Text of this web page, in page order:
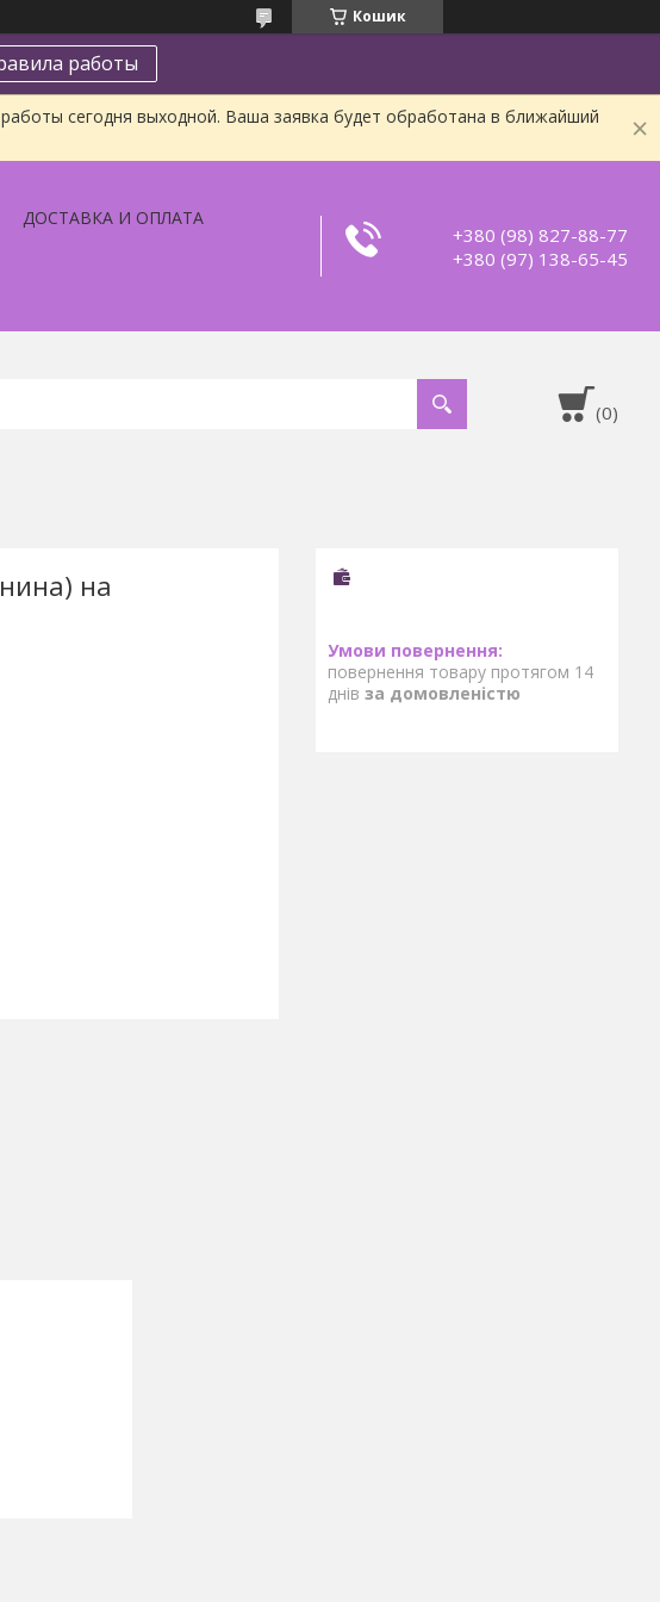
Кошик
работы
сегодня выходной. Ваша заявка будет обработана в ближайший
ДОСТАВКА И ОПЛАТА
+380 (98) 827-88-77
+380 (97) 138-65-45
на
повернення товару протягом 14
днів за домовленістю